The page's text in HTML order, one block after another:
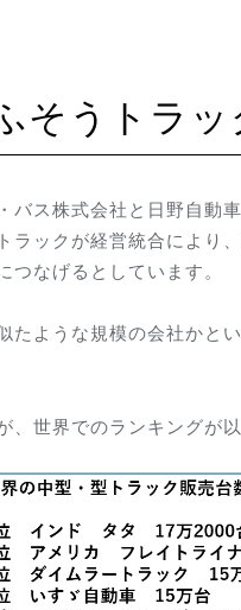
ふそうトラ
バス株式会社と日野自動
ラックが経営統合により
なげるとしています。
たような規模の会社かと
、世界でのランキングが